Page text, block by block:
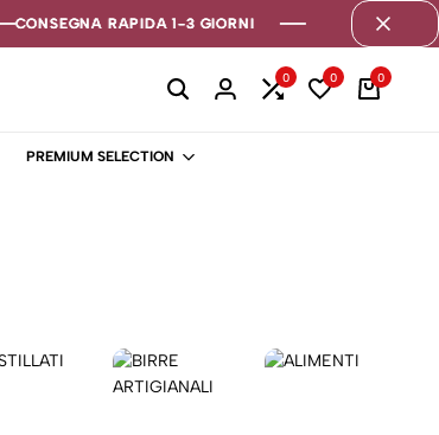
CONSEGNA RAPIDA 1-3 GIORNI
CONSEGNA RAPIDA 1-3 GIORNI
CONSEGNA RAPIDA 1-3 GIORNI
0 0 0
PREMIUM SELECTION